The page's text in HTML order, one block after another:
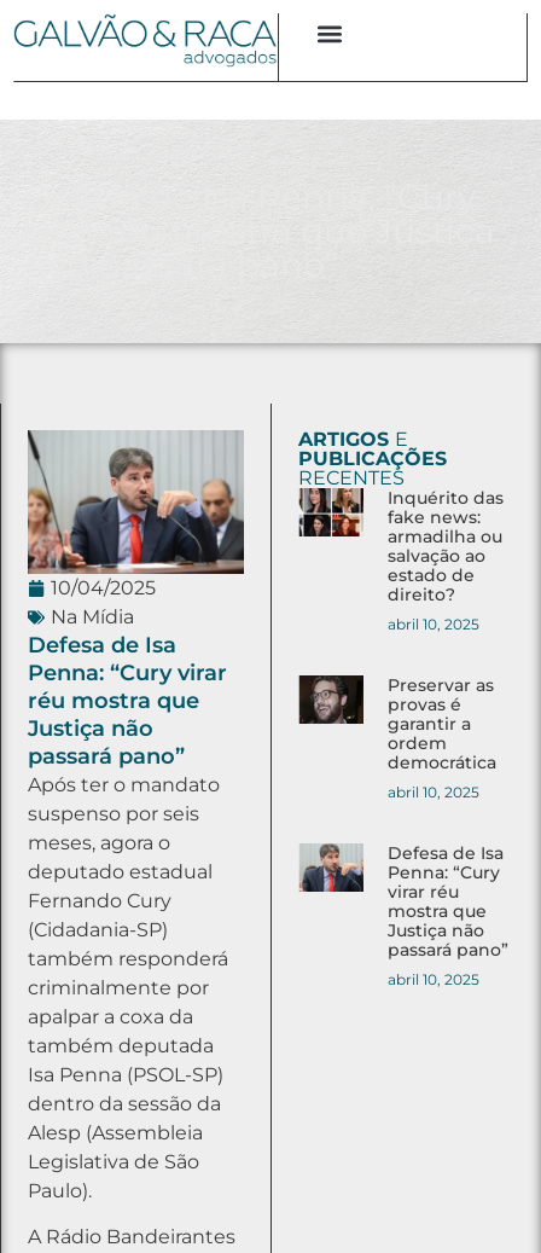
Defesa de Isa Penna: “Cury
virar réu mostra que Justiça
não passará pano”
10/04/2025
Na Mídia
Defesa de Isa
Penna: “Cury virar
réu mostra que
Justiça não
passará pano”
Após ter o mandato
suspenso por seis
meses, agora o
deputado estadual
Fernando Cury
(Cidadania-SP)
também responderá
criminalmente por
apalpar a coxa da
também deputada
Isa Penna (PSOL-SP)
dentro da sessão da
Alesp (Assembleia
Legislativa de São
Paulo).
A Rádio Bandeirantes
ARTIGOS E
PUBLICAÇÕES
RECENTES
Inquérito das
fake news:
armadilha ou
salvação ao
estado de
direito?
abril 10, 2025
Preservar as
provas é
garantir a
ordem
democrática
abril 10, 2025
Defesa de Isa
Penna: “Cury
virar réu
mostra que
Justiça não
passará pano”
abril 10, 2025